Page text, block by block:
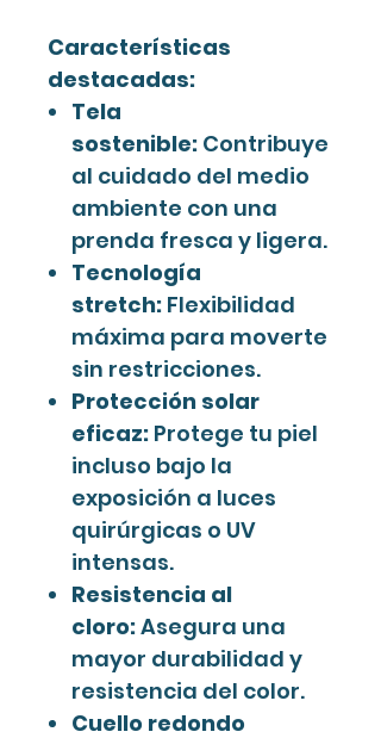
Características
destacadas:
Tela
sostenible: Contribuye
al cuidado del medio
ambiente con una
prenda fresca y ligera.
Tecnología
stretch: Flexibilidad
máxima para moverte
sin restricciones.
Protección solar
eficaz: Protege tu piel
incluso bajo la
exposición a luces
quirúrgicas o UV
intensas.
Resistencia al
cloro:Asegura una
mayor durabilidad y
resistencia del color.
Cuello redondo